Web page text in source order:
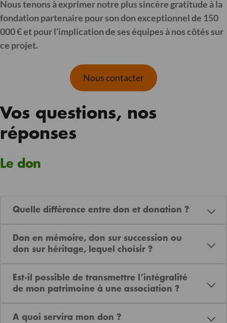
Nous tenons à exprimer notre plus sincère gratitude à la
fondation partenaire pour son don exceptionnel de 150
000 € et pour l’implication de ses équipes à nos côtés sur
ce projet.
Nous contacter
Vos questions, nos
réponses
Le don
Quelle différence entre don et donation ?
Don en mémoire, don sur succession ou
don sur héritage, lequel choisir ?
Est-il possible de transmettre l’intégralité
de mon patrimoine à une association ?
A quoi servira mon don ?